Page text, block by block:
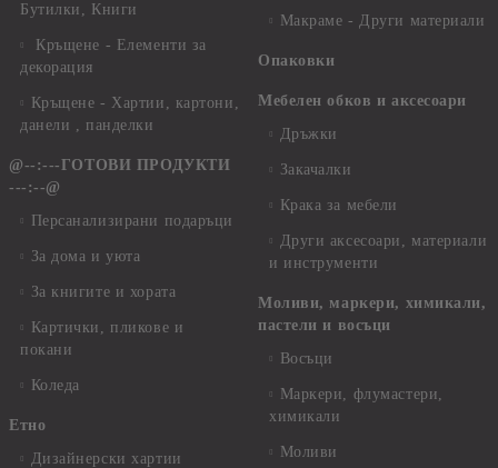
Бутилки, Книги
Кръщене - Елементи за
декорация
Кръщене - Хартии, картони,
данели , панделки
@--:---ГОТОВИ ПРОДУКТИ
---:--@
Персанализирани подаръци
За дома и уюта
За книгите и хората
Картички, пликове и
покани
Коледа
Етно
Дизайнерски хартии
Макраме - Други материали
Опаковки
Мебелен обков и аксесоари
Дръжки
Закачалки
Крака за мебели
Други аксесоари, материали
и инструменти
Моливи, маркери, химикали,
пастели и восъци
Восъци
Маркери, флумастери,
химикали
Моливи